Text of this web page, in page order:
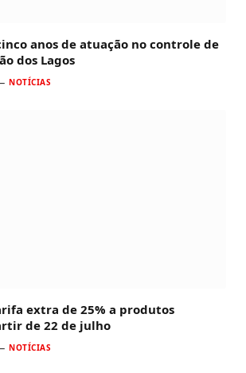
anos de atuação no controle de
dos Lagos
NOTÍCIAS
extra de 25% a produtos
de 22 de julho
NOTÍCIAS